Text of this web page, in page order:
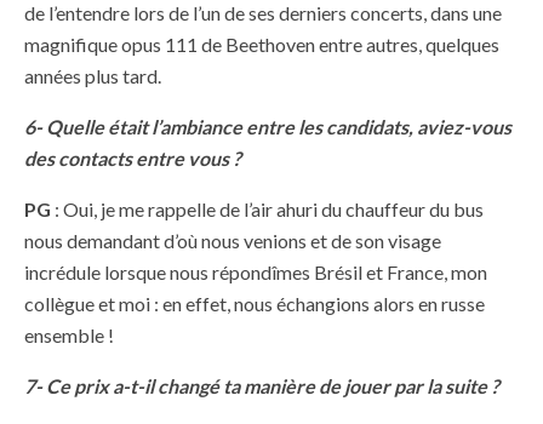
de l’entendre lors de l’un de ses derniers concerts, dans une
magnifique opus 111 de Beethoven entre autres, quelques
années plus tard.
6- Quelle était l’ambiance entre les candidats, aviez-vous
des contacts entre vous ?
PG : Oui, je me rappelle de l’air ahuri du chauffeur du bus
nous demandant d’où nous venions et de son visage
incrédule lorsque nous répondîmes Brésil et France, mon
collègue et moi : en effet, nous échangions alors en russe
ensemble !
7- Ce prix a-t-il changé ta manière de jouer par la suite ?